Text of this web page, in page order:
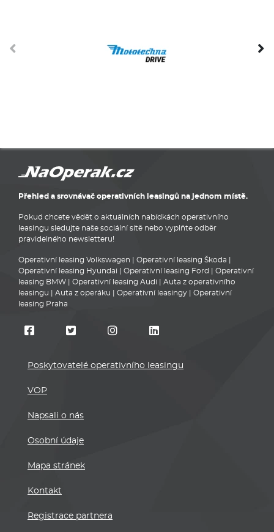
Přehled a srovnávač operativních leasingů na jednom místě.
Pokud chcete vědět o aktuálních nabídkách operativního
leasingu sledujte naše sociální sítě nebo vyplňte odběr
pravidelného newsletteru!
Operativní leasing Volkswagen Operativní leasing Škoda
Operativní leasing Hyundai
Operativní leasing Ford
Operativní
leasing BMW
Operativní leasing Audi
Auta z operativního
leasingu
Auta z operáku Operativní leasingy
Operativní
leasing Praha
Poskytovatelé operativního leasingu
VOP
Napsali o nás
Osobní údaje
Mapa stránek
Kontakt
Registrace partnera